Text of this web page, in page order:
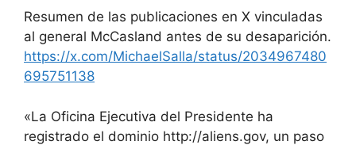
Resumen de las publicaciones en X vinculadas
al general McCasland antes de su desaparición.
https://x.com/MichaelSalla/status/2034967480
695751138
«La Oficina Ejecutiva del Presidente ha
registrado el dominio http://aliens.gov, un paso